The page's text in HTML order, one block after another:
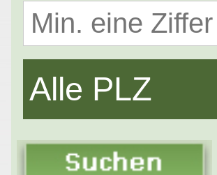
Alle PLZ